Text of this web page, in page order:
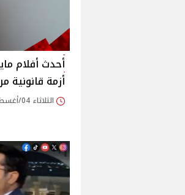
أزمة قانونية
الثلاثاء 04/أغسطس/2026 - 07:22 م